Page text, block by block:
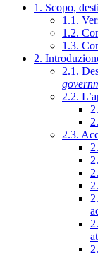
1. Scopo,
1.1.
1.2.
1.3.
2.
2.1.
2.2.
2.3.